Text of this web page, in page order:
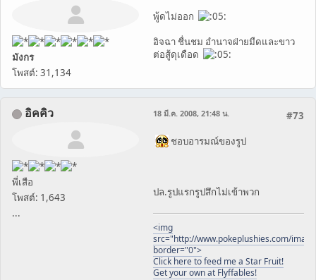
มังกร
โพสต์: 31,134
พู้ดไม่ออก
อิจฉา ชื่นชม อำนาจฝ่ายมืดและขาว
ต่อสู้ดุเดือด
อิคคิว
พี่เสือ
โพสต์: 1,643
...
#73
18 มี.ค. 2008, 21:48 น.
ชอบอารมณ์ของรูป
ปล.รูปแรกรูปสึกไม่เข้าพวก
<img
src="http://www.pokeplushies.com/
border="0">
Click here to feed me a Star Fruit!
Get your own at Flyffables!